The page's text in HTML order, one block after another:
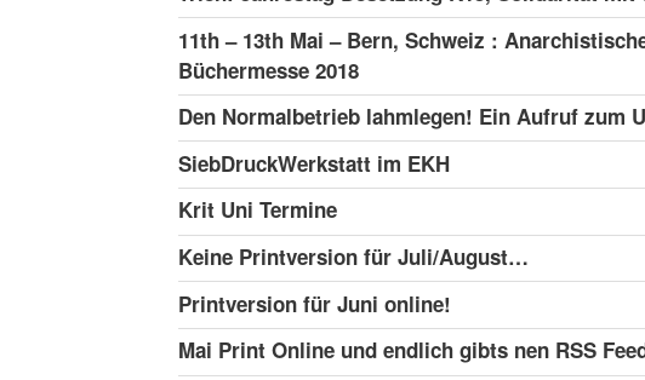
11th – 13th Mai – Bern, Schweiz :
Büchermesse 2018
Den Normalbetrieb lahmlegen! Ein Aufruf zum
SiebDruckWerkstatt im EKH
Krit Uni Termine
Keine Printversion für Juli/August…
Printversion für Juni online!
Mai Print Online und endlich gibts nen RSS